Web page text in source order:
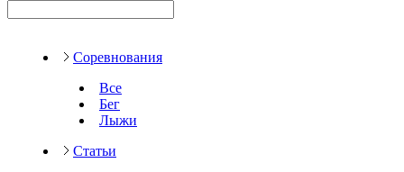
Соревнования
Все
Бег
Лыжи
Статьи